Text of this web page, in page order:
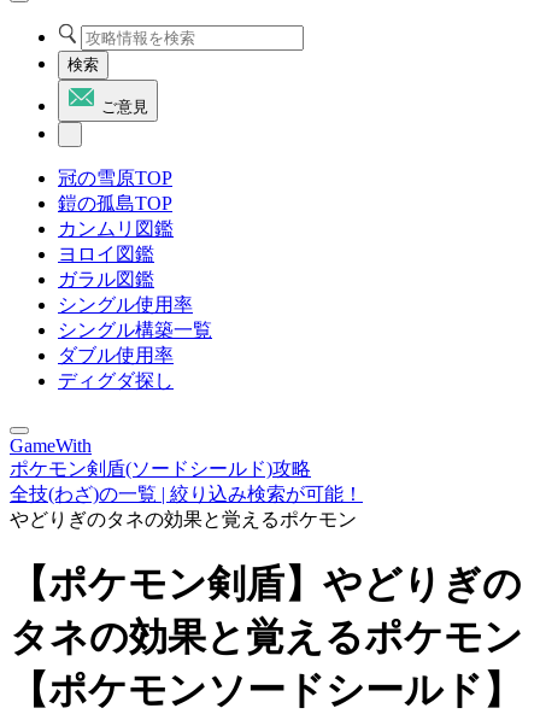
検索
ご意見
冠の雪原TOP
鎧の孤島TOP
カンムリ図鑑
ヨロイ図鑑
ガラル図鑑
シングル使用率
シングル構築一覧
ダブル使用率
ディグダ探し
GameWith
ポケモン剣盾(ソードシールド)攻略
全技(わざ)の一覧 | 絞り込み検索が可能！
やどりぎのタネの効果と覚えるポケモン
【ポケモン剣盾】やどりぎの
タネの効果と覚えるポケモン
【ポケモンソードシールド】